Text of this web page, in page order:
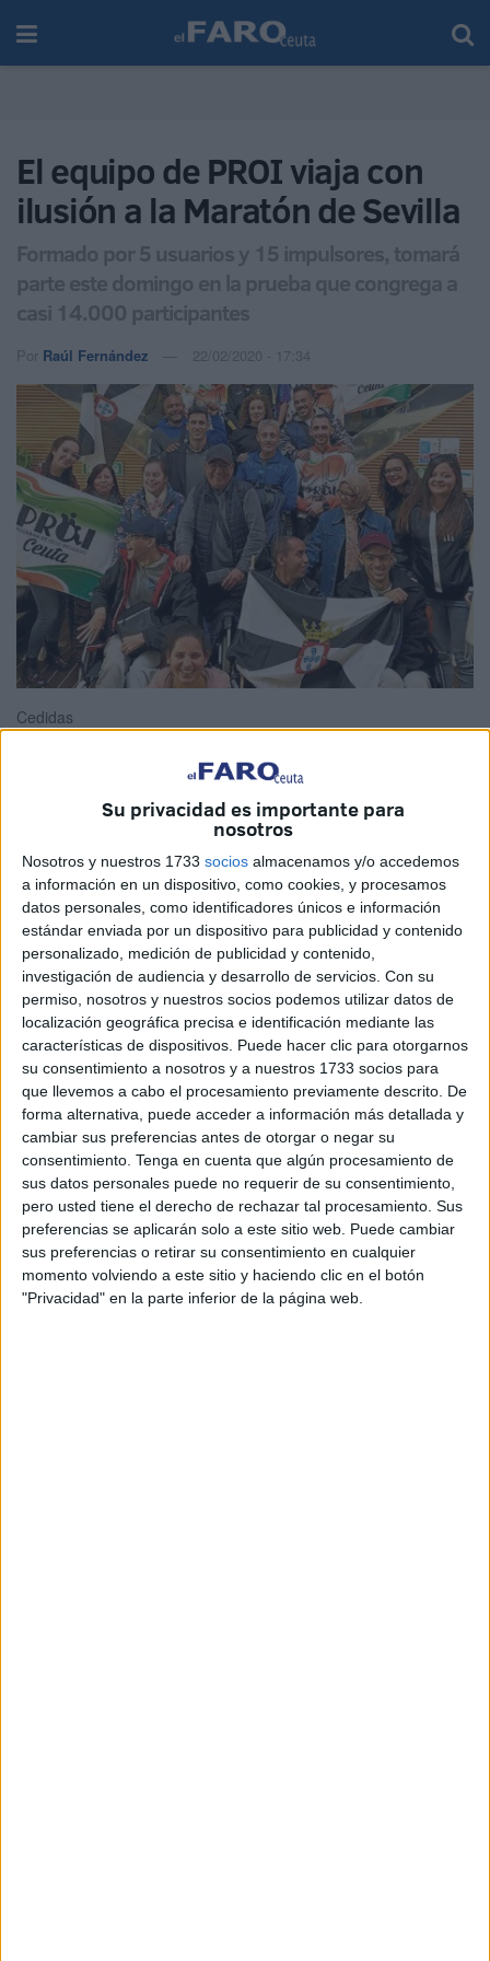
Su privacidad es importante para
nosotros
Nosotros y nuestros 1733 socios almacenamos y/o accedemos
a información en un dispositivo, como cookies, y procesamos
datos personales, como identificadores únicos e información
estándar enviada por un dispositivo para publicidad y contenido
personalizado, medición de publicidad y contenido,
investigación de audiencia y desarrollo de servicios. Con su
permiso, nosotros y nuestros socios podemos utilizar datos de
localización geográfica precisa e identificación mediante las
características de dispositivos. Puede hacer clic para otorgarnos
su consentimiento a nosotros y a nuestros 1733 socios para
que llevemos a cabo el procesamiento previamente descrito. De
forma alternativa, puede acceder a información más detallada y
cambiar sus preferencias antes de otorgar o negar su
consentimiento. Tenga en cuenta que algún procesamiento de
sus datos personales puede no requerir de su consentimiento,
pero usted tiene el derecho de rechazar tal procesamiento. Sus
preferencias se aplicarán solo a este sitio web. Puede cambiar
sus preferencias o retirar su consentimiento en cualquier
momento volviendo a este sitio y haciendo clic en el botón
"Privacidad" en la parte inferior de la página web.
El equipo de PROI viaja con
ilusión a la Maratón de Sevilla
Formado por 5 usuarios y 15 impulsores, tomará
parte este domingo en la prueba que congrega a
casi 14.000 participantes
Por Raúl Fernández 22/02/2020 - 17:34
Cedidas
La asociación PROIparticipará este domingo en la
multitudinaria
Maratónde Sevilla, que reunirá nada más y
nada menos que a unos cerca de 14.000 participantes.
Una prueba para la que los 5 usuarios y 15 impulsores
llevan preparándose desde hace meses.
La ilusión por bandera, eso es lo que esperan tener los
ceutíes en esta prueba. El momento de tomar la salida
será uno de los más bonitos, pero el PROI tiene el objetivo
de acabar los 42 kilómetros de esta Maratón sevillana.
Abderrahim Bezakour, Mohamed Boudir, Iris Córdoba
Guerrero, Ismail Ahouari Mohamed y Sana Mohamed
Alami son los cinco usuarios que estarán hoy compitiendo
y lo harán con sus habituales impulsores. Algunos de ellos
debutarán en competición y lo quieren hacer dejando su
sello de identidad.